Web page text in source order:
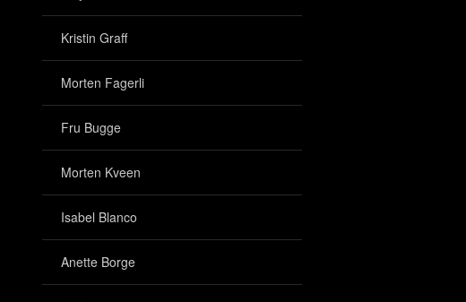
Kristin Graff
Morten Fagerli
Fru Bugge
Morten Kveen
Isabel Blanco
Anette Borge